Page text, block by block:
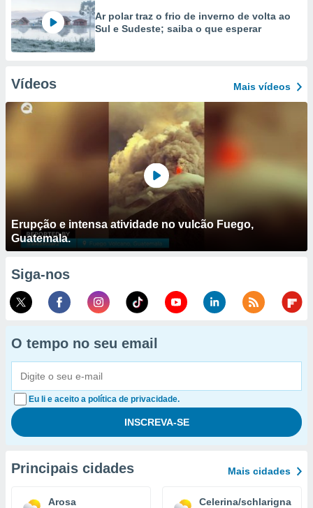
Ar polar traz o frio de inverno de volta ao
Sul e Sudeste; saiba o que esperar
Vídeos Mais vídeos
Erupção e intensa atividade no vulcão Fuego,
Guatemala.
Siga-nos
O tempo no seu email
Eu li e aceito a política de privacidade.
Principais cidades Mais cidades
Arosa Celerina/schlarigna